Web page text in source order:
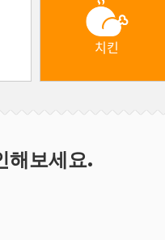
치킨
해보세요.